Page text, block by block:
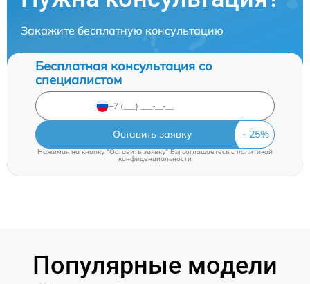
Закажите бесплатную консультацию
Бесплатная консультация со
специалистом
Оставить заявку
Нажимая на кнопку "Оставить заявку" Вы соглашаетесь c политикой
конфиденциальности
Популярные модели